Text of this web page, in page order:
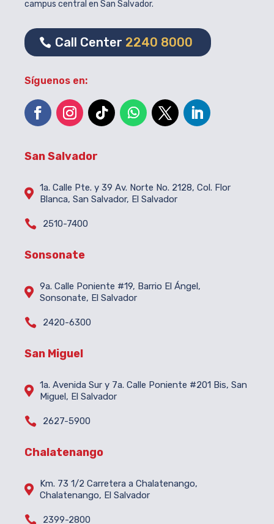
campus central en San Salvador.
Call Center 2240 8000
Síguenos en:
San Salvador
 1a. Calle Pte. y 39 Av. Norte No. 2128, Col. Flor
Blanca, San Salvador, El Salvador
 2510-7400
Sonsonate
 9a. Calle Poniente #19, Barrio El Ángel,
Sonsonate, El Salvador
 2420-6300
San Miguel
 1a. Avenida Sur y 7a. Calle Poniente #201 Bis, San
Miguel, El Salvador
 2627-5900
Chalatenango

Km. 73 1/2 Carretera a Chalatenango,
Chalatenango, El Salvador
 2399-2800